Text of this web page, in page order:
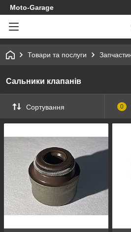
Moto-Garage
Товари та послуги
Сальники клапанів
Сортування 0